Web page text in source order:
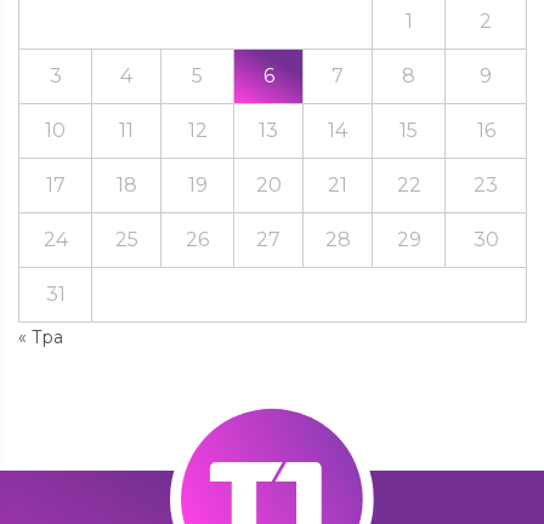
« Тра
1 2
3 4 5 6 7 8 9
10 11 12 13 14 15 16
17 18 19 20 21 22 23
24 25 26 27 28 29 30
31